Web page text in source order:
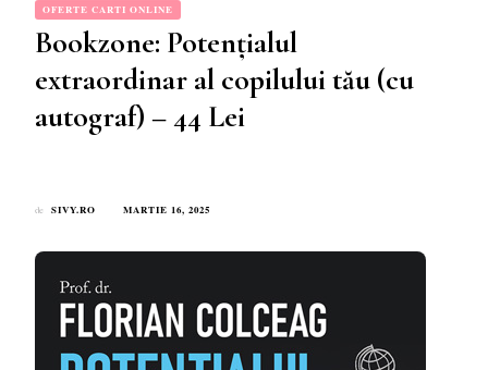
OFERTE CARTI ONLINE
Bookzone: Potențialul
extraordinar al copilului tău (cu
autograf) – 44 Lei
de SIVY.RO MARTIE 16, 2025